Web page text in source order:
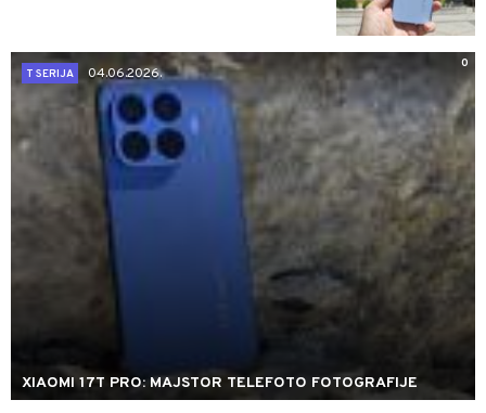
0
T SERIJA
04.06.2026.
XIAOMI 17T PRO: MAJSTOR TELEFOTO FOTOGRAFIJE